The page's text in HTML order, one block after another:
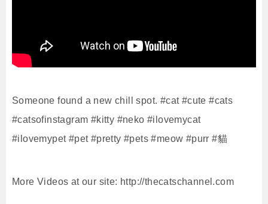
Someone found a new chill spot. #cat #cute #cats
#catsofinstagram #kitty #neko #ilovemycat
#ilovemypet #pet #pretty #pets #meow #purr #貓
More Videos at our site: http://thecatschannel.com